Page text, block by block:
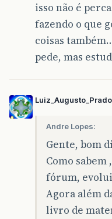
isso não é
fazendo o que
coisas
pede, mas
Luiz_Augusto_Prado
Andre Lopes:
Gente, bom
Como
fórum,
Agora além
livro de